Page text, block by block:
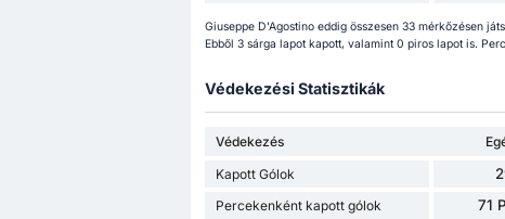
Giuseppe D'Agostino eddig összesen 33 mérkőzésen
Ebből 3 sárga lapot kapott, valamint 0 piros lapot is.
Védekezési Statisztikák
Védekezés
Kapott Gólok
Percekenként kapott gólok 71